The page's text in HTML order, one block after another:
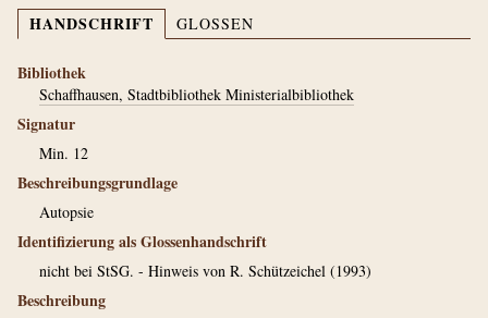
HANDSCHRIFT GLOSSEN
Bibliothek
Schaffhausen, Stadtbibliothek Ministerialbibliothek
Signatur
Min. 12
Beschreibungsgrundlage
Autopsie
Identifizierung als Glossenhandschrift
nicht bei StSG. - Hinweis von R. Schützeichel (1993)
Beschreibung